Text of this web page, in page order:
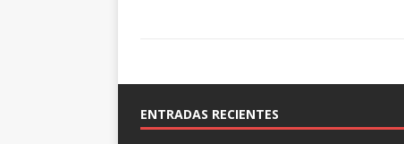
ENTRADAS RECIENTES